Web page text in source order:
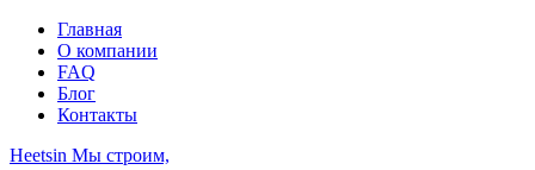
Главная
О компании
FAQ
Блог
Контакты
Heetsin Мы строим,